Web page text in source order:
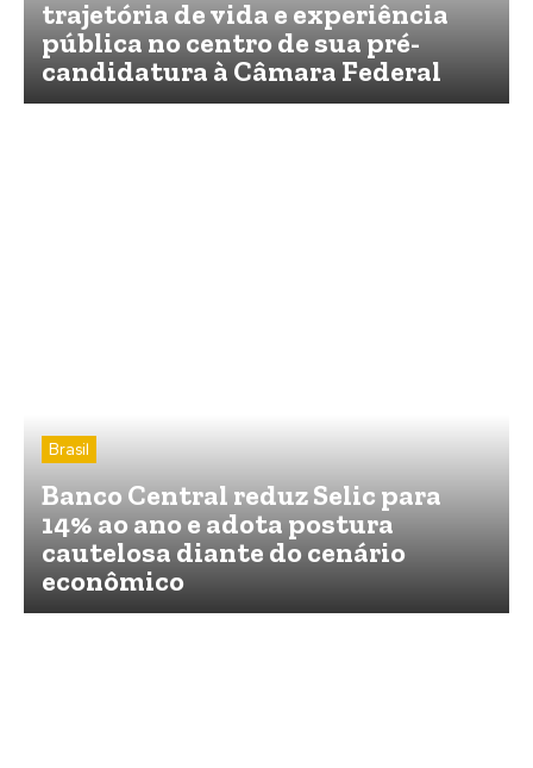
trajetória de vida e experiência
pública no centro de sua pré-
candidatura à Câmara Federal
Brasil
Banco Central reduz Selic para
14% ao ano e adota postura
cautelosa diante do cenário
econômico